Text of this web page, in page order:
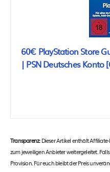
60€ PlayStation Store
| PSN Deutsches Konto
Transparenz:Dieser Artikel enthält
zum jeweiligen Anbieter weitergeleitet.
Provision. Für euch bleibt der Preis